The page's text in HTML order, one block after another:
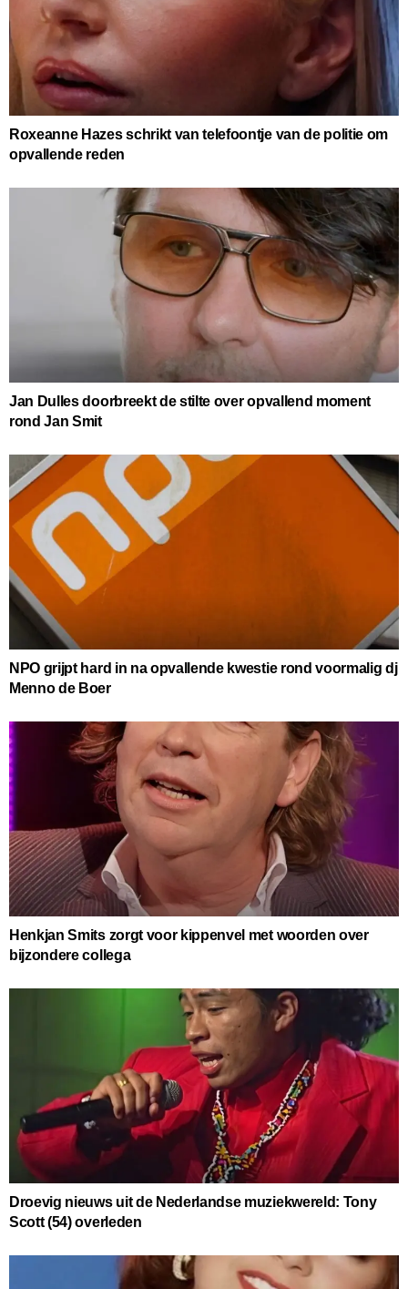
Roxeanne Hazes schrikt van telefoontje van de politie om
opvallende reden
Jan Dulles doorbreekt de stilte over opvallend moment
rond Jan Smit
NPO grijpt hard in na opvallende kwestie rond voormalig dj
Menno de Boer
Henkjan Smits zorgt voor kippenvel met woorden over
bijzondere collega
Droevig nieuws uit de Nederlandse muziekwereld: Tony
Scott (54) overleden